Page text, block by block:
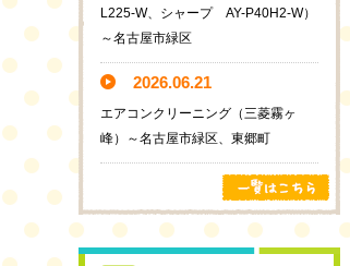
L225-W、シャープ AY-P40H2-W）
～名古屋市緑区
2026.06.21
エアコンクリーニング（三菱霧ヶ
峰）～名古屋市緑区、東郷町